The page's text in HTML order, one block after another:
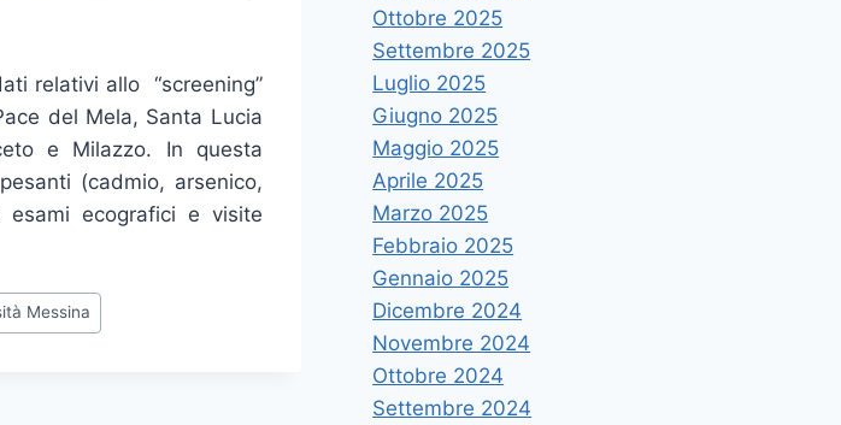
relativi allo “screening”
del Mela, Santa Lucia
e Milazzo. In questa
(cadmio, arsenico,
ecografici e visite
Messina
Ottobre 2025
Settembre 2025
Luglio 2025
Giugno 2025
Maggio 2025
Aprile 2025
Marzo 2025
Febbraio 2025
Gennaio 2025
Dicembre 2024
Novembre 2024
Ottobre 2024
Settembre 2024